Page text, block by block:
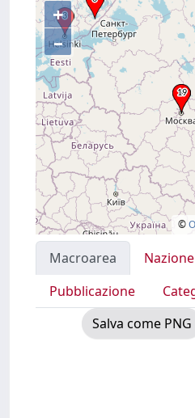
+
–
©
Macroarea Nazione
Pubblicazione
Salva come PNG